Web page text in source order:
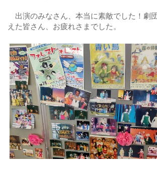
出演のみなさん、本当に素敵でした！劇
えた皆さん、お疲れさまでした。